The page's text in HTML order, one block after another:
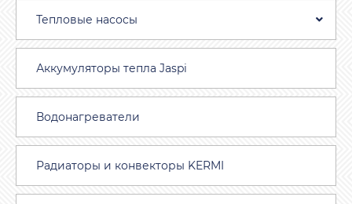
Тепловые насосы
Аккумуляторы тепла Jaspi
Водонагреватели
Радиаторы и конвекторы KERMI